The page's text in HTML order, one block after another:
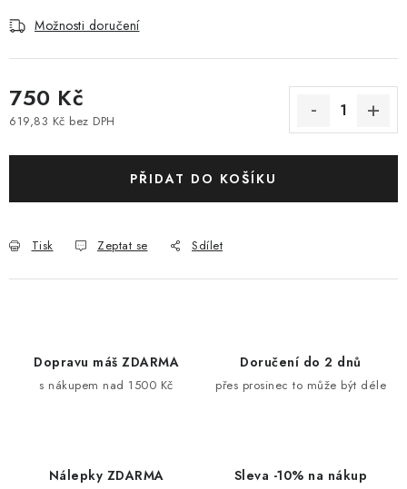
Možnosti doručení
750 Kč
619,83 Kč bez DPH
PŘIDAT DO KOŠÍKU
Tisk Zeptat se Sdílet
Dopravu máš ZDARMA
s nákupem nad 1500 Kč
Doručení do 2 dnů
přes prosinec to může být déle
Nálepky ZDARMA Sleva -10% na nákup